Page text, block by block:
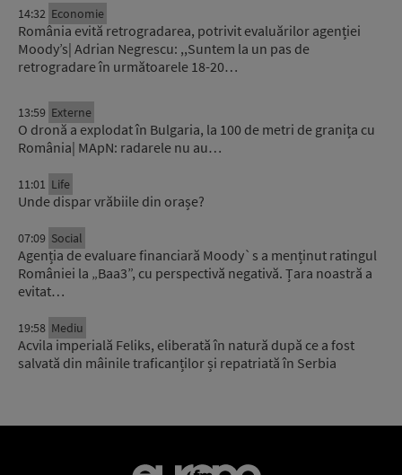
14:32 Economie
România evită retrogradarea, potrivit evaluărilor agenției
Moody’s| Adrian Negrescu: ,,Suntem la un pas de
retrogradare în următoarele 18-20…
13:59 Externe
O dronă a explodat în Bulgaria, la 100 de metri de granița cu
România| MApN: radarele nu au…
11:01 Life
Unde dispar vrăbiile din orașe?
07:09 Social
Agenția de evaluare financiară Moody`s a menținut ratingul
României la „Baa3”, cu perspectivă negativă. Țara noastră a
evitat…
19:58 Mediu
Acvila imperială Feliks, eliberată în natură după ce a fost
salvată din mâinile traficanților și repatriată în Serbia